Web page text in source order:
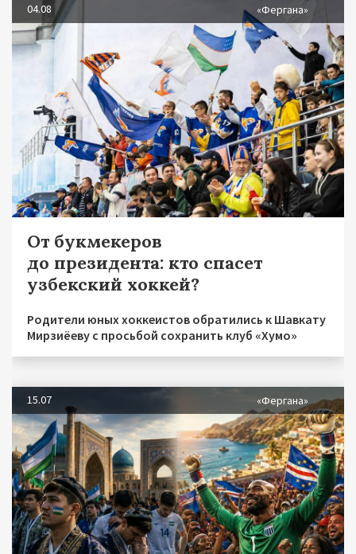
04.08 «Фергана»
От букмекеров
до президента: кто спасет
узбекский хоккей?
Родители юных хоккеистов обратились к Шавкату
Мирзиёеву с просьбой сохранить клуб «Хумо»
15.07 «Фергана»